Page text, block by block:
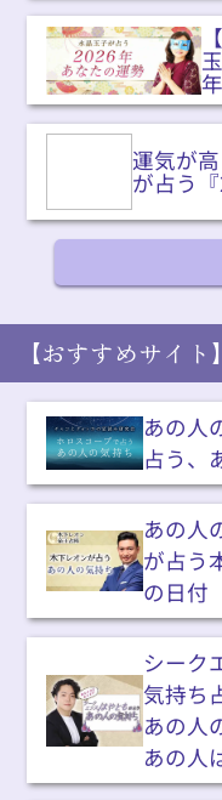
運気が
が占う
【おすすめサイ
あの人
占う、
あの人
が占う
の日付
シーク
気持ち
あの人
あの人